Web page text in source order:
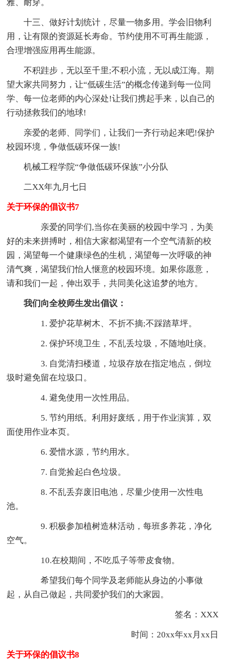
雅、耐穿。
十三、做好计划统计，尽量一物多用。学会旧物利
用，让有限的资源延长寿命。节约使用不可再生能源，
合理增强应用再生能源。
不积跬步，无以至千里;不积小流，无以成江海。期
望大家共同努力，让“低碳生活”的概念传递到每一位同
学、每一位老师的内心深处!让我们携起手来，以自己的
行动拯救我们的地球!
亲爱的老师、同学们，让我们一齐行动起来吧!保护
校园环境，争做低碳环保一族!
机械工程学院“争做低碳环保族”小分队
二XX年九月七日
关于环保的倡议书7
亲爱的同学们,当你在美丽的校园中学习，为美
好的未来拼搏时，相信大家都渴望有一个空气清新的校
园，渴望每一个健康绿色的生机，渴望每一次呼吸的神
清气爽，渴望我们怡人惬意的校园环境。如果你愿意，
请和我们一起，伸出双手，共同美化这追梦的地方。
我们向全校师生发出倡议：
1. 爱护花草树木、不折不摘;不踩踏草坪。
2. 保护环境卫生，不乱丢垃圾，不随地吐痰。
3. 自觉清扫楼道，垃圾存放在指定地点，倒垃
圾时避免留在垃圾口。
4. 避免使用一次性用品。
5. 节约用纸。利用好废纸，用于作业演算，双
面使用作业本页。
6. 爱惜水源，节约用水。
7. 自觉捡起白色垃圾。
8. 不乱丢弃废旧电池，尽量少使用一次性电
池。
9. 积极参加植树造林活动，每班多养花，净化
空气。
10.在校期间，不吃瓜子等带皮食物。
希望我们每个同学及老师能从身边的小事做
起，从自己做起，共同爱护我们的大家园。
签名：XXX
时间：20xx年xx月xx日
关于环保的倡议书8